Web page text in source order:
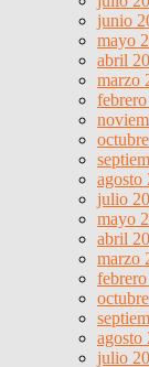
junio
mayo
abril
marzo
agosto
julio
mayo
abril
marzo
agosto
julio